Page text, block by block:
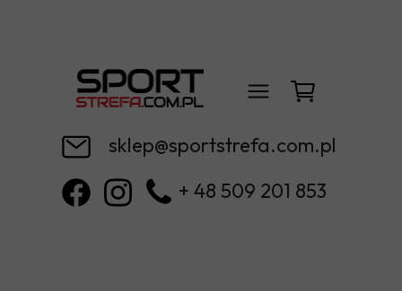
sklep@sportstrefa.com.pl
+ 48 509 201 853